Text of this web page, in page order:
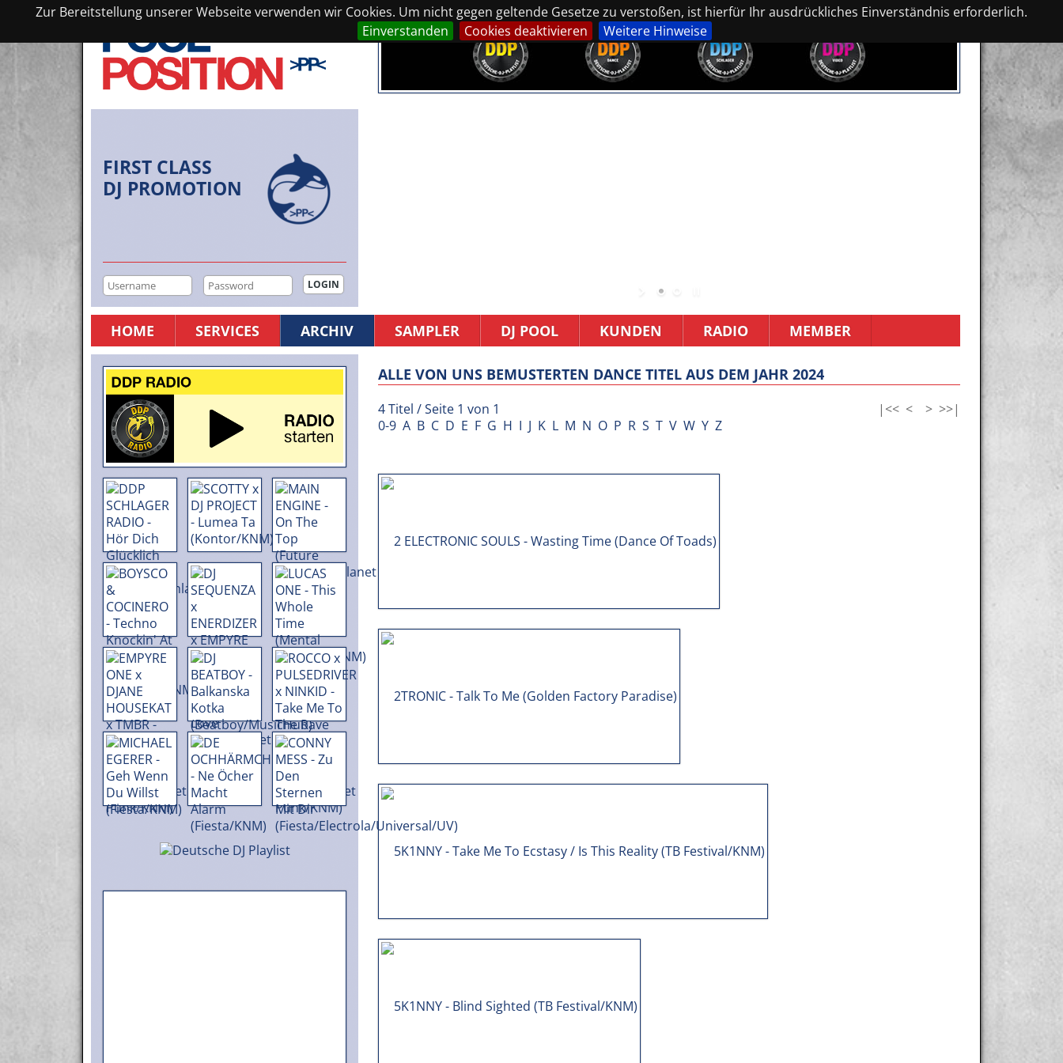
Zur Bereitstellung unserer Webseite verwenden wir Cookies. Um nicht gegen geltende Gesetze zu verstoßen, ist hierfür Ihr ausdrückliches Einverständnis erforderlich.
Einverstanden
Cookies deaktivieren Weitere Hinweise
FIRST CLASS
DJ PROMOTION
HOME SERVICES ARCHIV SAMPLER DJ POOL KUNDEN RADIO MEMBER
ALLE VON UNS BEMUSTERTEN DANCE TITEL AUS DEM JAHR 2024
4 Titel / Seite 1 von 1 |<< < > >>|
0-9 A B C D E F G H I J K L M N O P R S T V W Y Z